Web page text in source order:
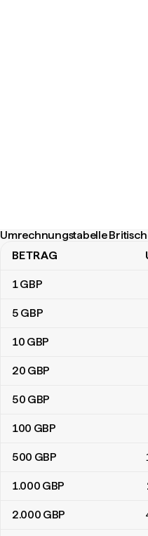
Umrechnungstabelle
Umrechnungstabelle
BETRAG
1GBP
5 GBP
10 GBP
20 GBP
50 GBP
100 GBP
500 GBP
1.000 GBP
2.000 GBP